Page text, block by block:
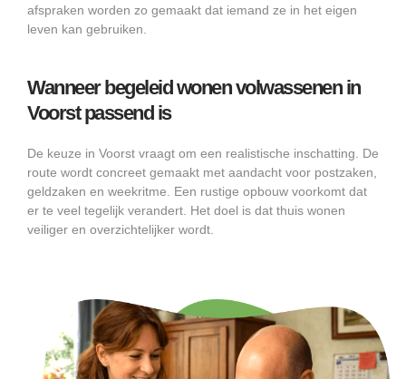
afspraken worden zo gemaakt dat iemand ze in het eigen
leven kan gebruiken.
Wanneer begeleid wonen volwassenen in
Voorst passend is
De keuze in Voorst vraagt om een realistische inschatting. De
route wordt concreet gemaakt met aandacht voor postzaken,
geldzaken en weekritme. Een rustige opbouw voorkomt dat
er te veel tegelijk verandert. Het doel is dat thuis wonen
veiliger en overzichtelijker wordt.